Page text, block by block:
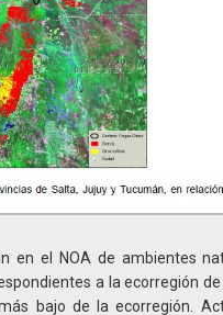
en el NOA de ambientes
a la ecorregión
bajo de la ecorregión.